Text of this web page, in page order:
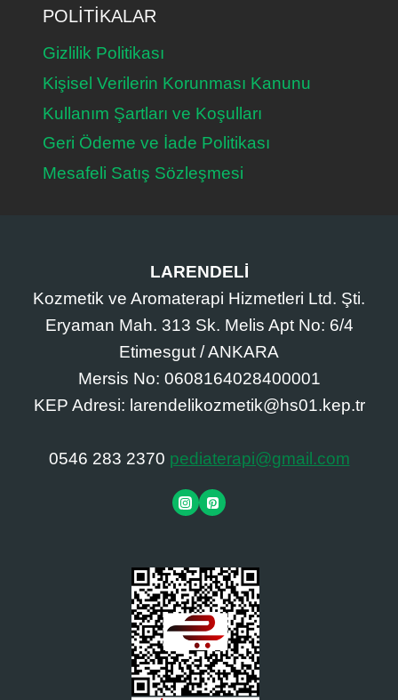
POLITIKALAR
Gizlilik Politikası
Kişisel Verilerin Korunması Kanunu
Kullanım Şartları ve Koşulları
Geri Ödeme ve İade Politikası
Mesafeli Satış Sözleşmesi
LARENDELİ
Kozmetik ve Aromaterapi Hizmetleri Ltd. Şti.
Eryaman Mah. 313 Sk. Melis Apt No: 6/4
Etimesgut / ANKARA
Mersis No: 0608164028400001
KEP Adresi: larendelikozmetik@hs01.kep.tr
0546 283 2370 pediaterapi@gmail.com